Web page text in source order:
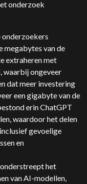
onderzoek
onderzoekers
megabytes van de
extraheren met
waarbij ongeveer
dat meer investering
een gigabyte van de
erin ChatGPT
waardoor het delen
gevoelige
en
het
van AI-modellen,